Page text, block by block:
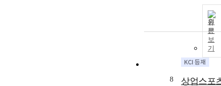
원
문
보
기
8
상업스포